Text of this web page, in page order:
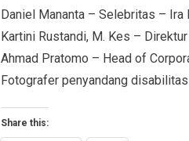
Daniel Mananta – Selebritas – Ira
Kartini Rustandi, M. Kes –
Ahmad Pratomo – Head of
Fotografer penyandang
Share this: